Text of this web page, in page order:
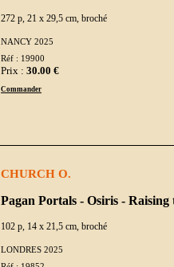
272 p, 21 x 29,5 cm, broché
NANCY 2025
Réf : 19900
Prix : 30.00 €
Commander
CHURCH O.
Pagan Portals - Osiris -
102 p, 14 x 21,5 cm, broché
LONDRES 2025